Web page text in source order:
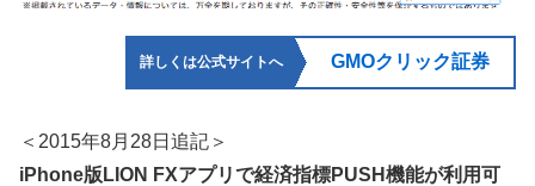
詳しくは公式サイトへ GMOクリック証券
＜2015年8月28日追記＞
iPhone版LION FXアプリで経済指標PUSH機能が利用可